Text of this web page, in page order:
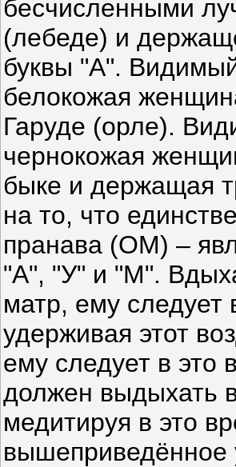
бесчисленными
(лебеде) и
буквы "А".
белокожая
Гаруде (орле).
чернокожая
быке и держащая
на то, что
пранава (ОМ) –
"А", "У" и "М".
матр, ему следует
удерживая этот
ему следует в это
должен выдыхать
медитируя в это
вышеприведённое